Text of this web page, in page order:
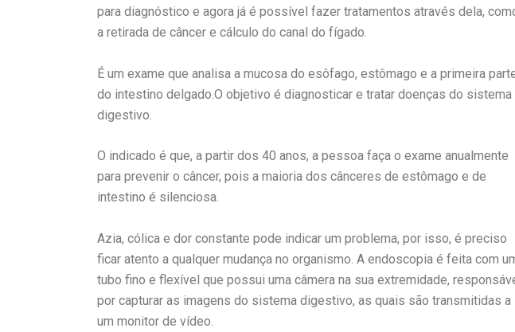
para diagnóstico e agora já é possível fazer tratamentos através dela,
a retirada de câncer e cálculo do canal do fígado.
É um exame que analisa a mucosa do esôfago, estômago e a primeira
do intestino delgado.O objetivo é diagnosticar e tratar doenças do sistema
digestivo.
O indicado é que, a partir dos 40 anos, a pessoa faça o exame anualmente
para prevenir o câncer, pois a maioria dos cânceres de estômago e de
intestino é silenciosa.
Azia, cólica e dor constante pode indicar um problema, por isso, é preciso
ficar atento a qualquer mudança no organismo. A endoscopia é feita com
tubo fino e flexível que possui uma câmera na sua extremidade,
por capturar as imagens do sistema digestivo, as quais são transmitidas a
um monitor de vídeo.